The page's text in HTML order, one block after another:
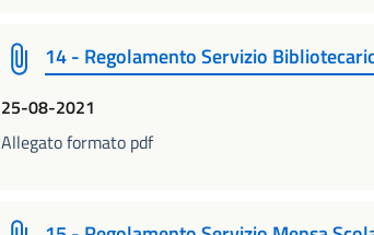
14 - Regolamento Servizio
25-08-2021
Allegato formato pdf